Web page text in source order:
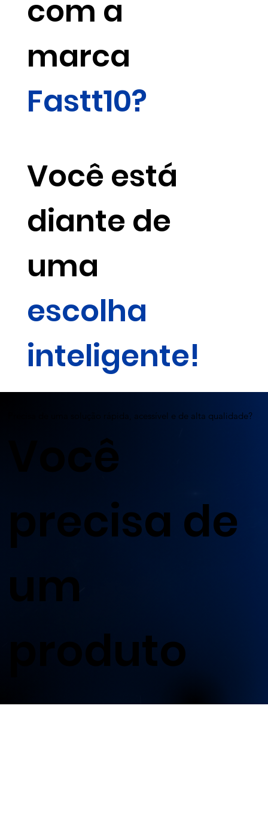
Precisa de uma solução rápida, acessível e de alta qualidade?
Você
precisa de
um
produto
Você está
diante de
uma
escolha
inteligente!
com a
marca
Fastt10?